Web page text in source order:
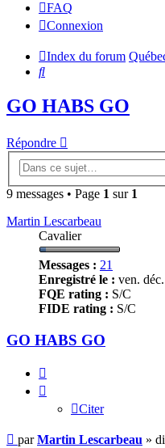
FAQ
Connexion
Index du forum
Rechercher
GO HABS GO
Répondre
9 messages • Page 1 sur 1
Martin Lescarbeau
Cavalier
Messages : 21
Enregistré le : ven.
FQE rating : S/C
FIDE rating : S/C
GO HABS GO
Citer
Message
parMartin Lescarbeau »